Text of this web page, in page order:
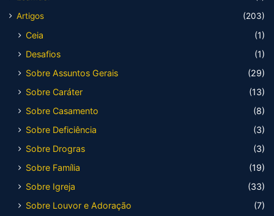
Artigos
(203)
Ceia
(1)
Desafios
(1)
Sobre Assuntos Gerais
(29)
Sobre Caráter
(13)
Sobre Casamento
(8)
Sobre Deficiência
(3)
Sobre Drogras
(3)
Sobre Família
(19)
Sobre Igreja
(33)
Sobre Louvor e Adoração
(7)